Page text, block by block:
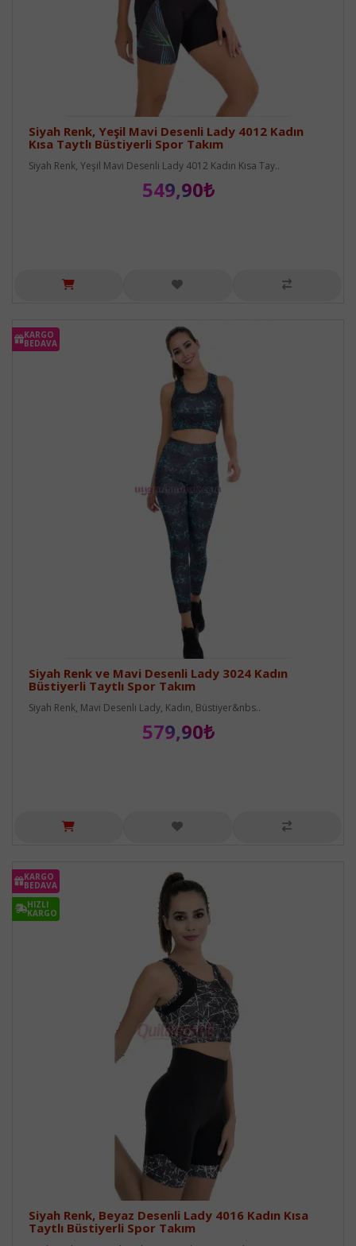
Siyah Renk, Yeşil Mavi Desenli Lady 4012 Kadın
Kısa Taytlı Büstiyerli Spor Takım
Siyah Renk, Yeşil Mavi Desenli Lady 4012 Kadın Kısa Tay..
549,90₺
KARGO
BEDAVA
Siyah Renk ve Mavi Desenli Lady 3024 Kadın
Büstiyerli Taytlı Spor Takım
Siyah Renk, Mavi Desenli Lady, Kadın, Büstiyer&nbs..
579,90₺
KARGO
BEDAVA
HIZLI
KARGO
Siyah Renk, Beyaz Desenli Lady 4016 Kadın Kısa
Taytlı Büstiyerli Spor Takım